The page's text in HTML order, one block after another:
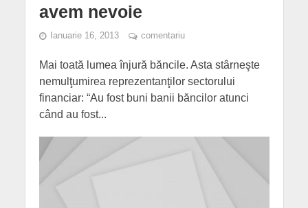
avem nevoie
Ianuarie 16, 2013 comentariu
Mai toată lumea înjură băncile. Asta stârneşte
nemulţumirea reprezentanţilor sectorului
financiar: “Au fost buni banii băncilor atunci
când au fost...